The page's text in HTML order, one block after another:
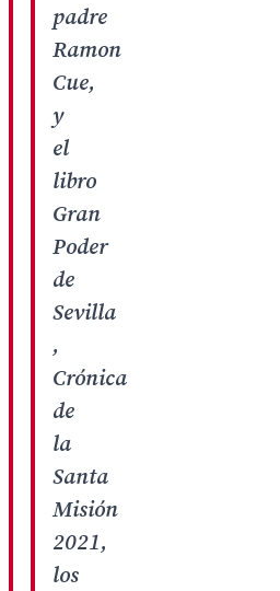
padre
Ramon
Cue,
y
el
libro
Gran
Poder
de
Sevilla
,
Crónica
de
la
Santa
Misión
2021,
los